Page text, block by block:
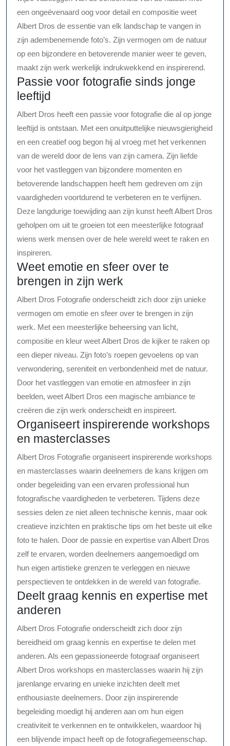
een ongeëvenaard oog voor detail en compositie weet
Albert Dros de essentie van elk landschap te vangen in
zijn adembenemende foto’s. Zijn vermogen om de natuur
op een bijzondere en betoverende manier weer te geven,
maakt zijn werk werkelijk indrukwekkend en inspirerend.
Passie voor fotografie sinds jonge
leeftijd
Albert Dros heeft een passie voor fotografie die al op jonge
leeftijd is ontstaan. Met een onuitputtelijke nieuwsgierigheid
en een creatief oog begon hij al vroeg met het verkennen
van de wereld door de lens van zijn camera. Zijn liefde
voor het vastleggen van bijzondere momenten en
betoverende landschappen heeft hem gedreven om zijn
vaardigheden voortdurend te verbeteren en te verfijnen.
Deze langdurige toewijding aan zijn kunst heeft Albert Dros
geholpen om uit te groeien tot een meesterlijke fotograaf
wiens werk mensen over de hele wereld weet te raken en
inspireren.
Weet emotie en sfeer over te
brengen in zijn werk
Albert Dros Fotografie onderscheidt zich door zijn unieke
vermogen om emotie en sfeer over te brengen in zijn
werk. Met een meesterlijke beheersing van licht,
compositie en kleur weet Albert Dros de kijker te raken op
een dieper niveau. Zijn foto’s roepen gevoelens op van
verwondering, sereniteit en verbondenheid met de natuur.
Door het vastleggen van emotie en atmosfeer in zijn
beelden, weet Albert Dros een magische ambiance te
creëren die zijn werk onderscheidt en inspireert.
Organiseert inspirerende workshops
en masterclasses
Albert Dros Fotografie organiseert inspirerende workshops
en masterclasses waarin deelnemers de kans krijgen om
onder begeleiding van een ervaren professional hun
fotografische vaardigheden te verbeteren. Tijdens deze
sessies delen ze niet alleen technische kennis, maar ook
creatieve inzichten en praktische tips om het beste uit elke
foto te halen. Door de passie en expertise van Albert Dros
zelf te ervaren, worden deelnemers aangemoedigd om
hun eigen artistieke grenzen te verleggen en nieuwe
perspectieven te ontdekken in de wereld van fotografie.
Deelt graag kennis en expertise met
anderen
Albert Dros Fotografie onderscheidt zich door zijn
bereidheid om graag kennis en expertise te delen met
anderen. Als een gepassioneerde fotograaf organiseert
Albert Dros workshops en masterclasses waarin hij zijn
jarenlange ervaring en unieke inzichten deelt met
enthousiaste deelnemers. Door zijn inspirerende
begeleiding moedigt hij anderen aan om hun eigen
creativiteit te verkennen en te ontwikkelen, waardoor hij
een blijvende impact heeft op de fotografiegemeenschap.